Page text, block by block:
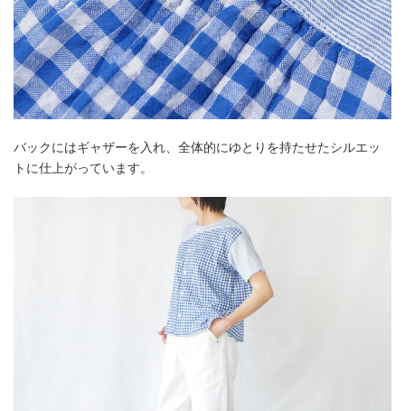
バックにはギャザーを入れ、全体的にゆとりを持たせたシルエッ
トに仕上がっています。